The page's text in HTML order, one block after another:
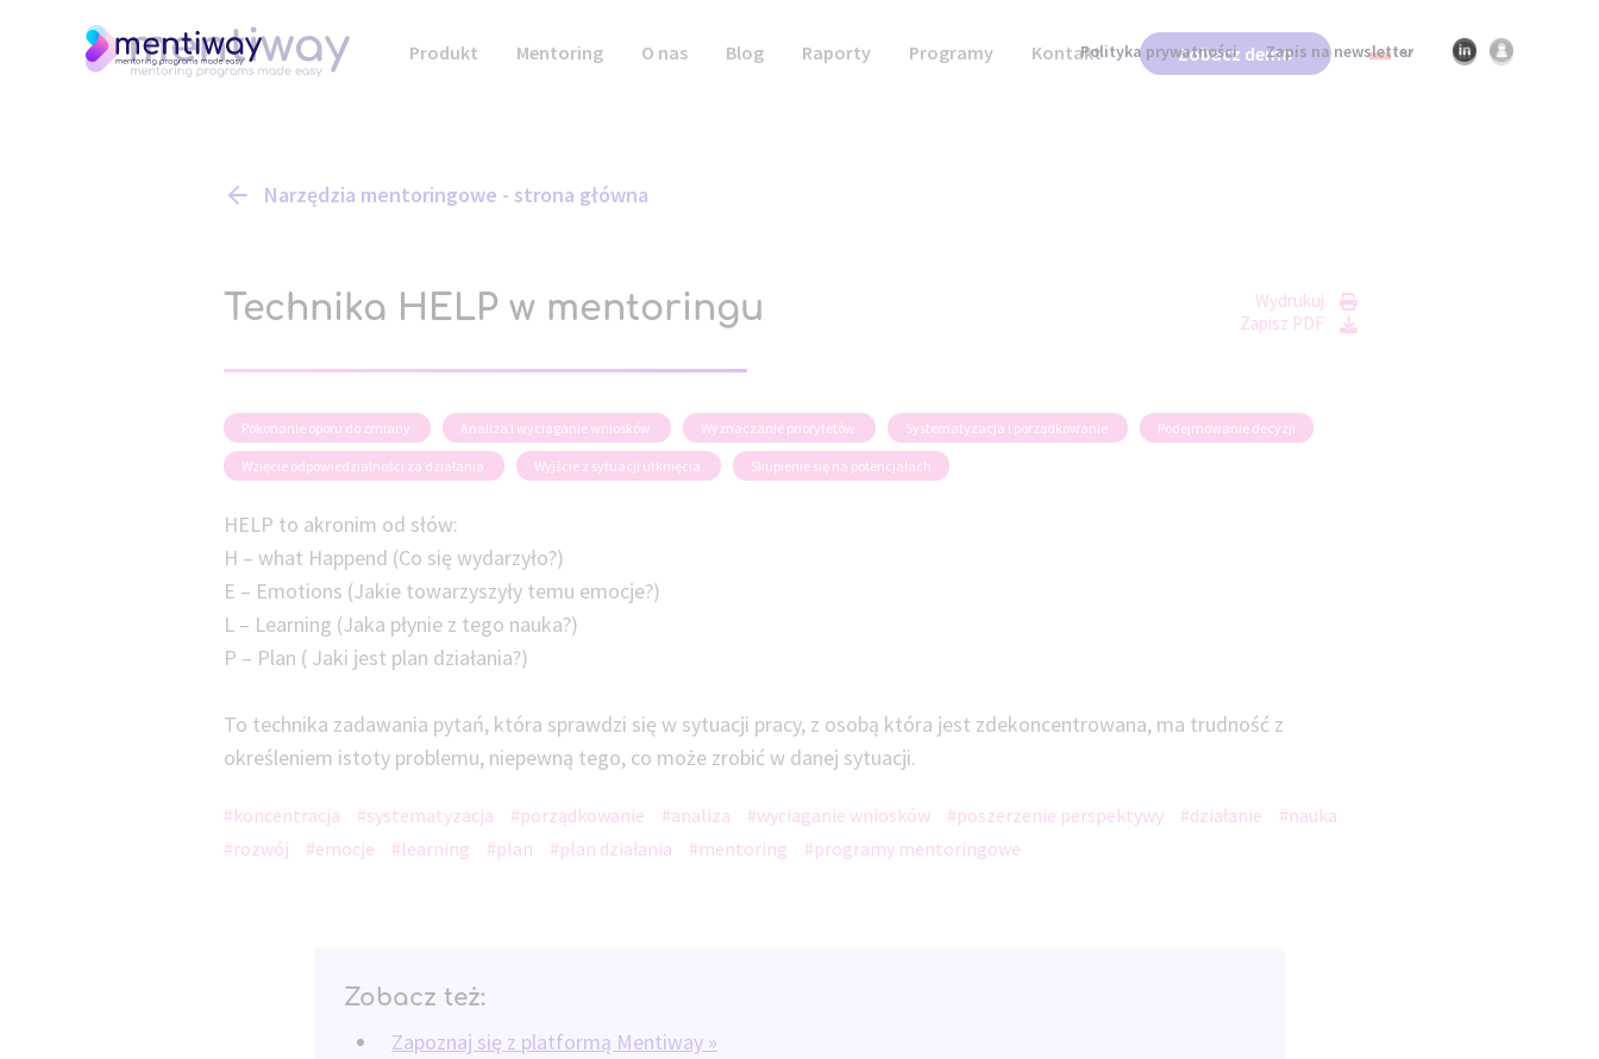
Produkt Mentoring O nas Blog Raporty Programy Kontakt Zobacz demo
Narzędzia mentoringowe - strona główna
Wydrukuj
Zapisz PDF
Technika HELP w mentoringu
Pokonanie oporu do zmiany Analiza i wyciaganie wniosków Wyznaczanie priorytetów Systematyzacja i porządkowanie Podejmowanie decyzji
Wzięcie odpowiedzialności za dzialania Wyjście z sytuacji utknięcia Skupienie się na potencjałach
HELP to akronim od słów:
H – what Happend (Co się wydarzyło?)
E – Emotions (Jakie towarzyszyły temu emocje?)
L – Learning (Jaka płynie z tego nauka?)
P – Plan ( Jaki jest plan działania?)
To technika zadawania pytań, która sprawdzi się w sytuacji pracy, z osobą która jest zdekoncentrowana, ma trudność z
określeniem istoty problemu, niepewną tego, co może zrobić w danej sytuacji.
#koncentracja #systematyzacja #porządkowanie #analiza #wyciaganie wniosków #poszerzenie perspektywy #działanie
#nauka
#rozwój
#emocje #learning #plan #plan działania #mentoring #programy mentoringowe
Zobacz też:
Zapoznaj się z platformą Mentiway »
Polityka prywatności Zapis na newsletter